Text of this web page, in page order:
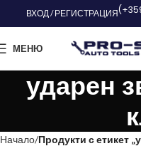
ВХОД / РЕГИСТРАЦИЯ
МЕНЮ
ударен
Начало Продукти с етикет